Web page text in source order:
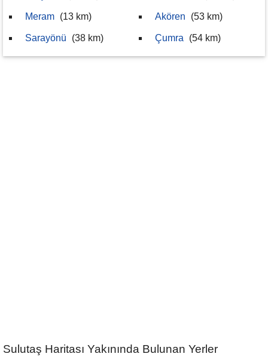
Meram (13 km)
Sarayönü (38 km)
Akören (53 km)
Çumra (54 km)
Sulutaş Haritası Yakınında Bulunan Yerler